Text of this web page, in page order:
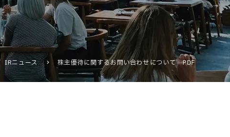
採用情報
お問い合わせ
IRニュース 株主優待に関するお問い合わせについて PDF